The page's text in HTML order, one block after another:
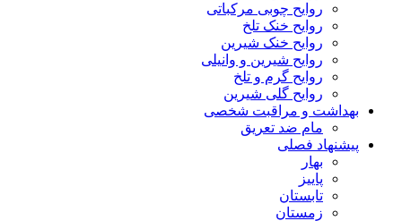
روایح چوبی مرکباتی
روایح خنک تلخ
روایح خنک شیرین
روایح شیرین و وانیلی
روایح گرم و تلخ
روایح گلی شیرین
بهداشت و مراقبت شخصی
مام ضد تعریق
پیشنهاد فصلی
بهار
پاییز
تابستان
زمستان